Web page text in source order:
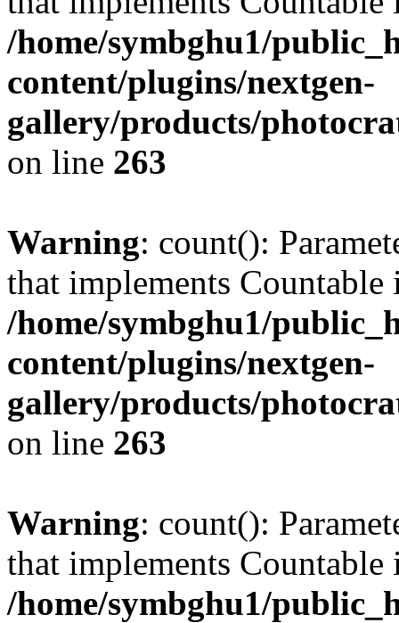
/home/symbghu1/
content/plugins/nextgen-
gallery/products/
on line 263
Warning: count():
that implements Countable
/home/symbghu1/
content/plugins/nextgen-
gallery/products/
on line 263
Warning: count():
that implements Countable
/home/symbghu1/